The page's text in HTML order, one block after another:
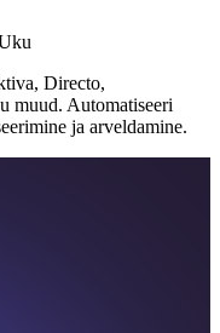
Directo,
muud. Automatiseeri
ja arveldamine.